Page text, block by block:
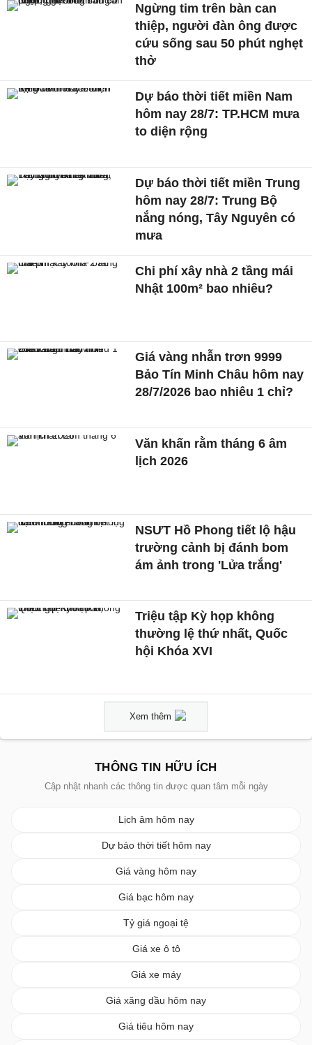
Ngừng tim trên bàn can
thiệp, người đàn ông được
cứu sống sau 50 phút nghẹt
thở
Dự báo thời tiết miền Nam
hôm nay 28/7: TP.HCM mưa
to diện rộng
Dự báo thời tiết miền Trung
hôm nay 28/7: Trung Bộ
nắng nóng, Tây Nguyên có
mưa
Chi phí xây nhà 2 tầng mái
Nhật 100m² bao nhiêu?
Giá vàng nhẫn trơn 9999
Bảo Tín Minh Châu hôm nay
28/7/2026 bao nhiêu 1 chỉ?
Văn khấn rằm tháng 6 âm
lịch 2026
NSƯT Hồ Phong tiết lộ hậu
trường cảnh bị đánh bom
ám ảnh trong 'Lửa trắng'
Triệu tập Kỳ họp không
thường lệ thứ nhất, Quốc
hội Khóa XVI
Xem thêm
THÔNG TIN HỮU ÍCH
Cập nhật nhanh các thông tin được quan tâm mỗi ngày
Lịch âm hôm nay
Dự báo thời tiết hôm nay
Giá vàng hôm nay
Giá bạc hôm nay
Tỷ giá ngoại tệ
Giá xe ô tô
Giá xe máy
Giá xăng dầu hôm nay
Giá tiêu hôm nay